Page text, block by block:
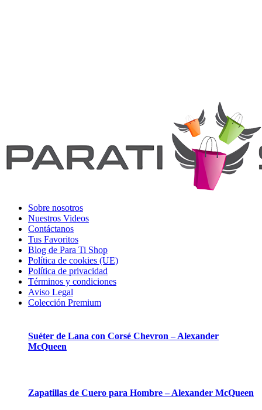
Sobre nosotros
Nuestros Videos
Contáctanos
Tus Favoritos
Blog de Para Ti Shop
Política de cookies (UE)
Política de privacidad
Términos y condiciones
Aviso Legal
Colección Premium
Suéter de Lana con Corsé Chevron – Alexander
McQueen
Zapatillas de Cuero para Hombre – Alexander McQueen